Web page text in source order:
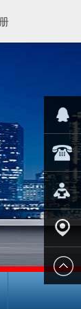
在线客
服
029-
在线报
学校地